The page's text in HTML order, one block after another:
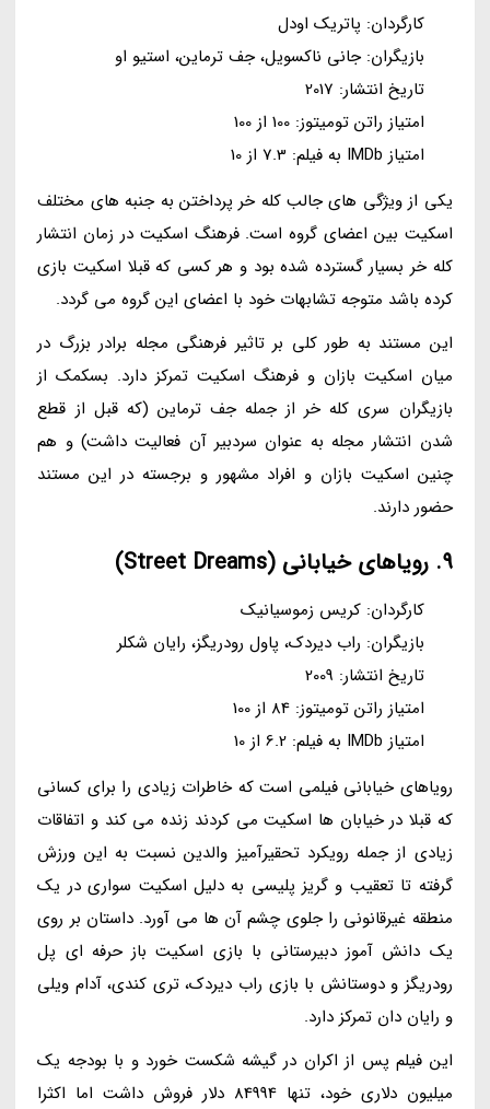
کارگردان: پاتریک اودل
بازیگران: جانی ناکسویل، جف ترماین، استیو او
تاریخ انتشار: 2017
امتیاز راتن تومیتوز: 100 از 100
امتیاز IMDb به فیلم: 7.3 از 10
یکی از ویژگی های جالب کله خر پرداختن به جنبه های مختلف
اسکیت بین اعضای گروه است. فرهنگ اسکیت در زمان انتشار
کله خر بسیار گسترده شده بود و هر کسی که قبلا اسکیت بازی
کرده باشد متوجه تشابهات خود با اعضای این گروه می گردد.
این مستند به طور کلی بر تاثیر فرهنگی مجله برادر بزرگ در
میان اسکیت بازان و فرهنگ اسکیت تمرکز دارد. بسکمک از
بازیگران سری کله خر از جمله جف ترماین (که قبل از قطع
شدن انتشار مجله به عنوان سردبیر آن فعالیت داشت) و هم
چنین اسکیت بازان و افراد مشهور و برجسته در این مستند
حضور دارند.
9. رویاهای خیابانی (Street Dreams)
کارگردان: کریس زموسیانیک
بازیگران: راب دیردک، پاول رودریگز، رایان شکلر
تاریخ انتشار: 2009
امتیاز راتن تومیتوز: 84 از 100
امتیاز IMDb به فیلم: 6.2 از 10
رویاهای خیابانی فیلمی است که خاطرات زیادی را برای کسانی
که قبلا در خیابان ها اسکیت می کردند زنده می کند و اتفاقات
زیادی از جمله رویکرد تحقیرآمیز والدین نسبت به این ورزش
گرفته تا تعقیب و گریز پلیسی به دلیل اسکیت سواری در یک
منطقه غیرقانونی را جلوی چشم آن ها می آورد. داستان بر روی
یک دانش آموز دبیرستانی با بازی اسکیت باز حرفه ای پل
رودریگز و دوستانش با بازی راب دیردک، تری کندی، آدام ویلی
و رایان دان تمرکز دارد.
این فیلم پس از اکران در گیشه شکست خورد و با بودجه یک
میلیون دلاری خود، تنها 84994 دلار فروش داشت اما اکثرا